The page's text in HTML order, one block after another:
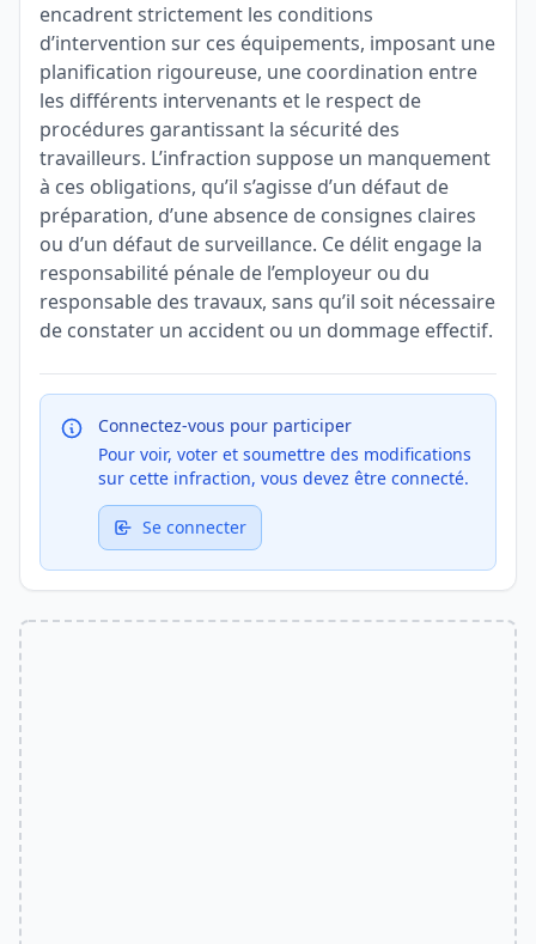
encadrent strictement les conditions
d’intervention sur ces équipements, imposant une
planification rigoureuse, une coordination entre
les différents intervenants et le respect de
procédures garantissant la sécurité des
travailleurs. L’infraction suppose un manquement
à ces obligations, qu’il s’agisse d’un défaut de
préparation, d’une absence de consignes claires
ou d’un défaut de surveillance. Ce délit engage la
responsabilité pénale de l’employeur ou du
responsable des travaux, sans qu’il soit nécessaire
de constater un accident ou un dommage effectif.
Connectez-vous pour participer
Pour voir, voter et soumettre des modifications
sur cette infraction, vous devez être connecté.
Se connecter